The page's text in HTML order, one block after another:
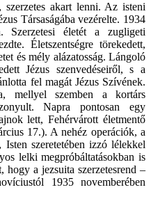
szerzetes akart lenni. Az isteni
Társaságába vezérelte. 1934
életét a zugligeti
Életszentségre törekedett,
és mély alázatosság. Lángoló
Jézus szenvedéseiről, s a
fel magát Jézus Szívének.
mellyel szemben a kortárs
Napra pontosan egy
lett, Fehérvárott életmentő
17.). A nehéz operációk, a
Isten szeretetében izzó lélekkel
lelki megpróbáltatásokban is
a jezsuita szerzetesrend –
1935 novemberében